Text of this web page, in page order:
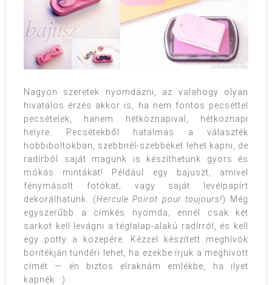
Nagyon szeretek nyomdázni, az valahogy olyan
hivatalos érzés akkor is, ha nem fontos pecséttel
pecsételek, hanem hétköznapival, hétköznapi
helyre. Pecsétekből hatalmas a választék
hobbiboltokban, szebbnél-szebbeket lehet kapni, de
radírból saját magunk is készíthetünk gyors és
mókás mintákat! Például egy bajuszt, amivel
fénymásolt fotókat, vagy saját levélpapírt
dekorálhatunk. (Hercule Poirot pour toujours!) Még
egyszerűbb a címkés nyomda, ennél csak két
sarkot kell levágni a téglalap-alakú radírról, és kell
egy pötty a közepére. Kézzel készített meghívók
borítékján tündéri lehet, ha ezekbe írjuk a meghívott
címét — én biztos elraknám emlékbe, ha ilyet
kapnék. :)